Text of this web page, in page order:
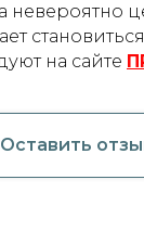
невероятно
на сайте
Оставить